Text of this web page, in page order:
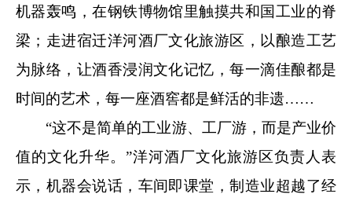
机器轰鸣，在钢铁博物馆里触摸共和国工业的脊
梁；走进宿迁洋河酒厂文化旅游区，以酿造工艺
为脉络，让酒香浸润文化记忆，每一滴佳酿都是
时间的艺术，每一座酒窖都是鲜活的非遗……
“这不是简单的工业游、工厂游，而是产业价
值的文化升华。”洋河酒厂文化旅游区负责人表
示，机器会说话，车间即课堂，制造业超越了经